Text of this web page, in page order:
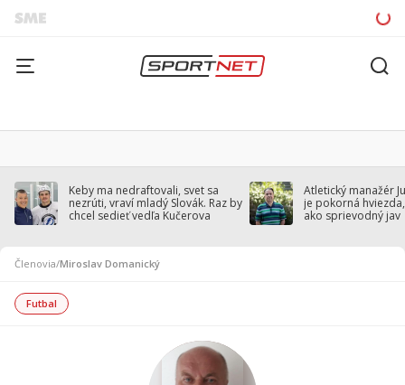
Keby ma nedraftovali, svet sa
nezrúti, vraví mladý Slovák. Raz by
chcel sedieť vedľa Kučerova
Atletický manažér
je pokorná
ako sprievodný jav
Členovia/Miroslav Domanický
Futbal